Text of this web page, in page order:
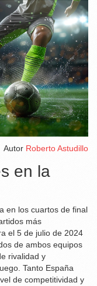
Autor Roberto Astudillo
en la
en los cuartos de final
más
el 5 de julio de 2024
de ambos equipos
rivalidad y
Tanto España
de competitividad y